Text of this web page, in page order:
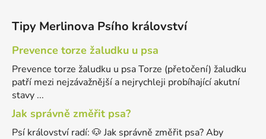
Tipy Merlinova Psího království
Prevence torze žaludku u psa
Prevence torze žaludku u psa Torze (přetočení) žaludku
patří mezi nejzávažnější a nejrychleji probíhající akutní
stavy ...
Jak správně změřit psa?
Psí království radí: 🐶 Jak správně změřit psa? Aby